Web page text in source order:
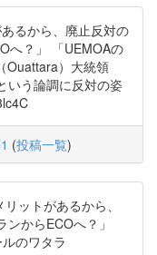
るから、廃止反対の
へ？」 「UEMOAの
Ouattara）大統領
いう論調に反対の姿
(投稿一覧)
ットがあるから、
からECOへ？」
のワタラ